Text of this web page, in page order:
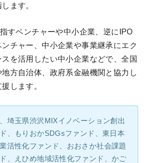
ます。
すベンチャーや中小企業、逆にIPO
チャー、中小企業や事業継承にエク
を活用したい中小企業などで、全国
方自治体、政府系金融機関と協力し
します。
埼玉県渋沢MIXイノベーション創出
、もりおかSDGsファンド、東日本
活性化ファンド、おおさか社会課題
、えひめ地域活性化ファンド、かご